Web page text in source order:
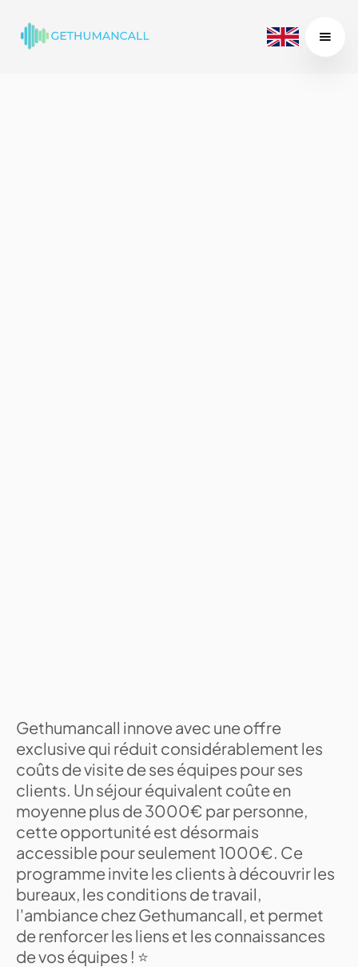
Gethumancall innove avec une offre
exclusive qui réduit considérablement les
coûts de visite de ses équipes pour ses
clients. Un séjour équivalent coûte en
moyenne plus de 3000€ par personne,
cette opportunité est désormais
accessible pour seulement 1000€. Ce
programme invite les clients à découvrir les
bureaux, les conditions de travail,
l'ambiance chez Gethumancall, et permet
de renforcer les liens et les connaissances
de vos équipes ! ⭐